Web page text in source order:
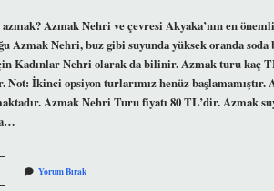
Azmak Nehri ve çevresi Akyaka’nın en
Azmak Nehri, buz gibi suyunda yüksek oranda
Kadınlar Nehri olarak da bilinir. Azmak turu kaç
İkinci opsiyon turlarımız henüz başlamamıştır.
Azmak Nehri Turu fiyatı 80 TL’dir. Azmak
Yorum Bırak